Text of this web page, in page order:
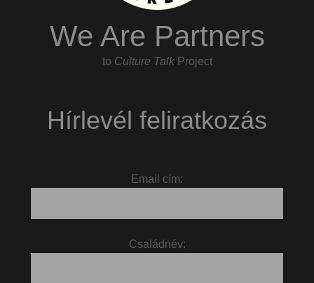
We Are Partners
to Culture TalkProject
Hírlevél feliratkozás
Email cím:
Családnév: